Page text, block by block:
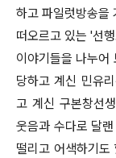
하고 파일럿방송을
떠오르고 있는 '선
이야기들을 나누어
당하고 계신 민유리
고 계신 구본창선
웃음과 수다로 달
떨리고 어색하기